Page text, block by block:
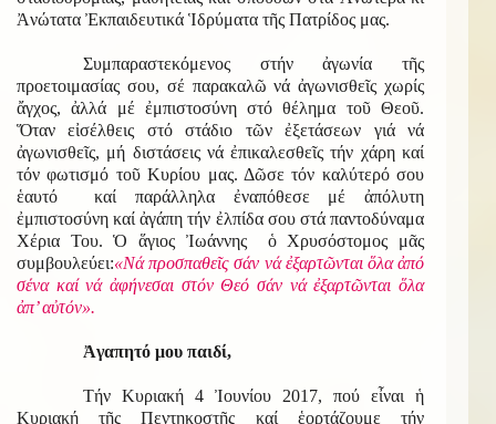
Ἀνώτατα Ἐκπαιδευτικά Ἱδρύματα τῆς Πατρίδος μας.
Συμπαραστεκόμενος στήν ἀγωνία τῆς
προετοιμασίας σου, σέ παρακαλῶ νά ἀγωνισθεῖς χωρίς
ἄγχος, ἀλλά μέ ἐμπιστοσύνη στό θέλημα τοῦ Θεοῦ.
Ὅταν εἰσέλθεις στό στάδιο τῶν ἐξετάσεων γιά νά
ἀγωνισθεῖς, μή διστάσεις νά ἐπικαλεσθεῖς τήν χάρη καί
τόν φωτισμό τοῦ Κυρίου μας. Δῶσε τόν καλύτερό σου
ἑαυτό καί παράλληλα ἐναπόθεσε μέ ἀπόλυτη
ἐμπιστοσύνη καί ἀγάπη τήν ἐλπίδα σου στά παντοδύναμα
Χέρια Του.Ὁ ἅγιος Ἰωάννης ὁ Χρυσόστομος μᾶς
συμβουλεύει:«Νά προσπαθεῖς σάν νά ἐξαρτῶνται ὅλα ἀπό
σένα καί νά ἀφήνεσαι στόν Θεό σάν νά ἐξαρτῶνται ὅλα
ἀπ’ αὐτόν».
Ἀγαπητό μου παιδί,
Τήν Κυριακή 4 Ἰουνίου 2017, πού εἶναι ἡ
Κυριακή τῆς Πεντηκοστῆς καί ἑορτάζουμε τήν